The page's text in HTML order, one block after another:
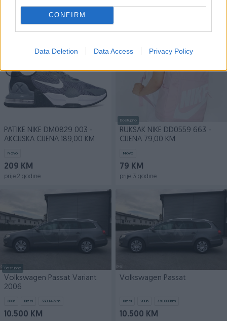
CONFIRM
Data Deletion Data Access Privacy Policy
PATIKE NIKE DM0829 003 -
AKCIJSKA CIJENA 189,00 KM
Novo
209 KM
prije 2 godine
Dostupno
RUKSAK NIKE DD0559 663 -
CIJENA 79,00 KM
Novo
79 KM
prije 3 godine
Dostupno
Volkswagen Passat Variant
2006
2006 Dizel 338.147km
10.500 KM
Volkswagen Passat
Dizel 2006 330.000km
10.500 KM